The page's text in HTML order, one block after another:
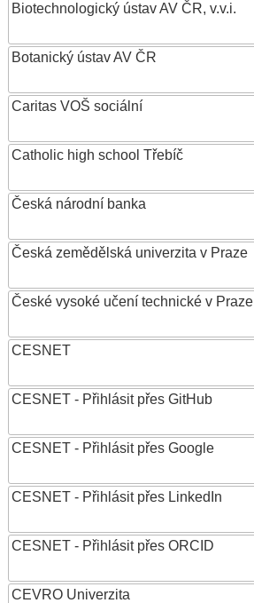
Biotechnologický ústav AV ČR, v.v.i.
Botanický ústav AV ČR
Caritas VOŠ sociální
Catholic high school Třebíč
Česká národní banka
Česká zemědělská univerzita v Praze
České vysoké učení technické v Praze
CESNET
CESNET - Přihlásit přes GitHub
CESNET - Přihlásit přes Google
CESNET - Přihlásit přes LinkedIn
CESNET - Přihlásit přes ORCID
CEVRO Univerzita